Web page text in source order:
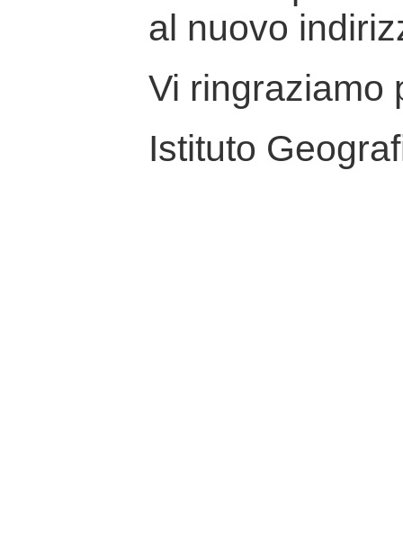
al nuovo
Vi ringraziamo
Istituto